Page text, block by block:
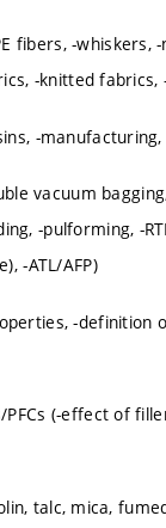
fibers, -whiskers,
-knitted
-
vacuum
-pulforming, -
-ATL/AFP)
-definition
(-effect of
talc, mica,